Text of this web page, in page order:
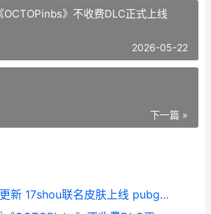
OCTOPinbs》不收费DLC正式上线
2026-05-22
下一篇 »
PUBG41.2版本更新 17shou联名皮肤上线 pubg 1.2 update